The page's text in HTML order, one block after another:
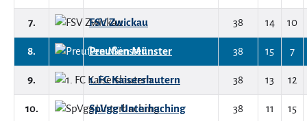
7. FSV Zwickau 38 14 10
8. Preußen Münster 38 15 7
9. 1. FC Kaiserslautern 38 13 12
10. SpVgg Unterhaching 38 11 15